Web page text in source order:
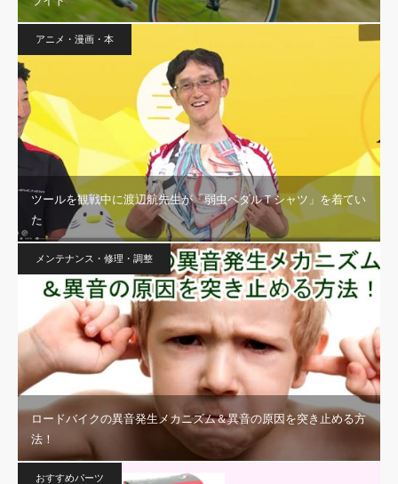
アニメ・漫画・本
ツールを観戦中に渡辺航先生が「弱虫ペダルＴシャツ」を着てい
た
メンテナンス・修理・調整
ロードバイクの異音発生メカニズム＆異音の原因を突き止める方
法！
おすすめパーツ